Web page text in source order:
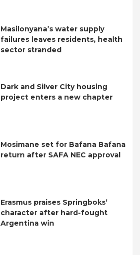
Masilonyana’s water supply
failures leaves residents, health
sector stranded
Dark and Silver City housing
project enters a new chapter
Mosimane set for Bafana Bafana
return after SAFA NEC approval
Erasmus praises Springboks’
character after hard-fought
Argentina win